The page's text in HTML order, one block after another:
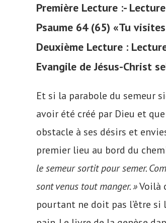
Première Lecture :-
Psaume 64 (65) «Tu
Deuxième Lecture :
Evangile de Jésus-Christ
Et si la parabole du semeur
avoir été créé par Dieu et
obstacle à ses désirs et
premier lieu au bord du
le semeur sortit pour semer.
sont venus tout manger. »Voilà
pourtant ne doit pas l’être